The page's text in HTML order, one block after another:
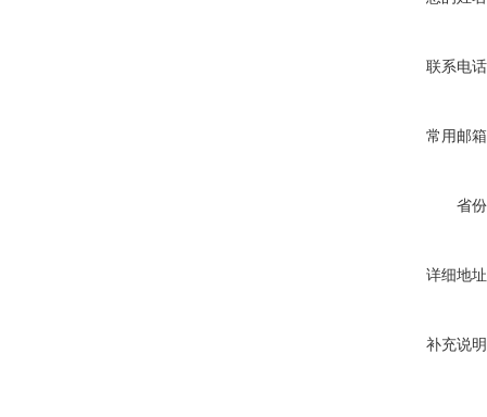
联系电
常用邮
省
详细地
补充说